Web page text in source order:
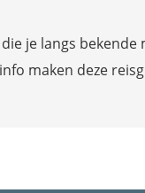
je langs bekende
maken deze